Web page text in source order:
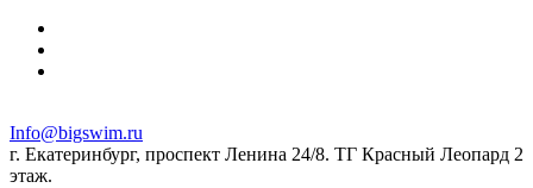
Info@bigswim.ru
г. Екатеринбург, проспект Ленина 24/8. ТГ Красный Леопард 2
этаж.